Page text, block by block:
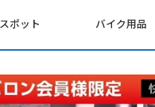
ポット バイク用品